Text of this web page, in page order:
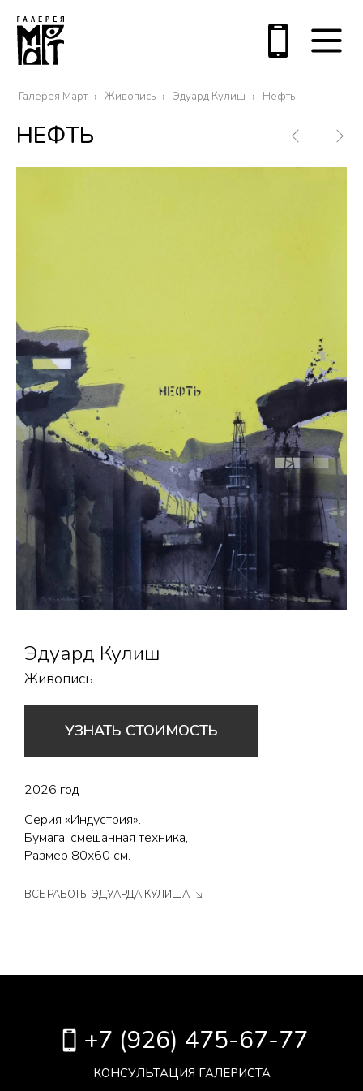
Галерея Март Живопись Эдуард Кулиш Нефть
НЕФТЬ
Эдуард Кулиш
Живопись
УЗНАТЬ СТОИМОСТЬ
2026 год
Серия «Индустрия».
Бумага, смешанная техника,
Размер 80х60 см.
ВСЕ РАБОТЫ ЭДУАРДА КУЛИША
+7 (926) 475-67-77
КОНСУЛЬТАЦИЯ ГАЛЕРИСТА